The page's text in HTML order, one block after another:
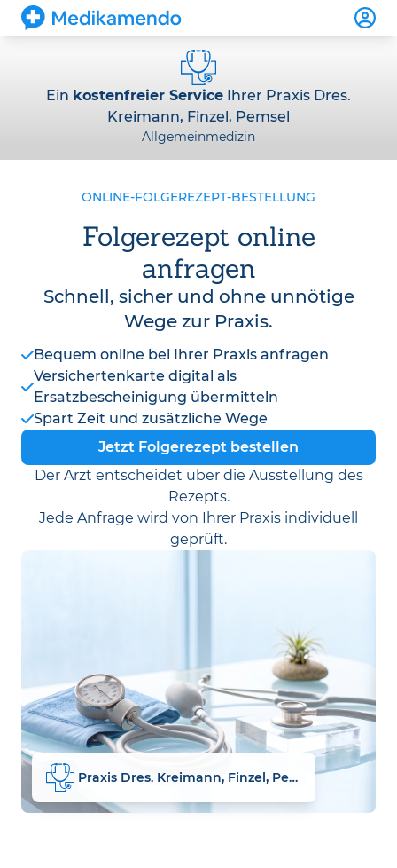
Ein kostenfreier Service Ihrer Praxis Dres.
Kreimann, Finzel, Pemsel
Allgemeinmedizin
ONLINE-FOLGEREZEPT-BESTELLUNG
Folgerezept online
anfragen
Schnell, sicher und ohne unnötige
Wege zur Praxis.
Bequem online bei Ihrer Praxis anfragen
Versichertenkarte digital als
Ersatzbescheinigung übermitteln
Spart Zeit und zusätzliche Wege
Jetzt Folgerezept bestellen
Der Arzt entscheidet über die Ausstellung des
Rezepts.
Jede Anfrage wird von Ihrer Praxis individuell
geprüft.
Praxis Dres. Kreimann, Finzel, Pemsel